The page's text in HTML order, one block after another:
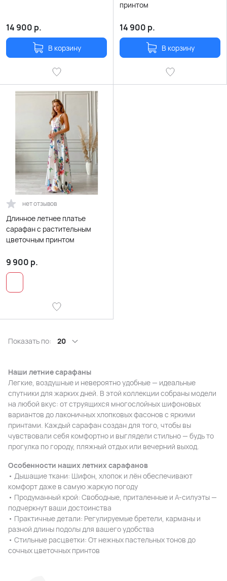
14 900 р.
В корзину
принтом
14 900 р.
В корзину
нет отзывов
Длинное летнее платье
сарафан с растительным
цветочным принтом
9 900 р.
Показать по: 20
Наши летние сарафаны
Легкие, воздушные и невероятно удобные — идеальные
спутники для жарких дней. В этой коллекции собраны модели
на любой вкус: от струящихся многослойных шифоновых
вариантов до лаконичных хлопковых фасонов с яркими
принтами. Каждый сарафан создан для того, чтобы вы
чувствовали себя комфортно и выглядели стильно — будь то
прогулка по городу, пляжный отдых или вечерний выход.
Особенности наших летних сарафанов
• Дышащие ткани: Шифон, хлопок и лён обеспечивают
комфорт даже в самую жаркую погоду
• Продуманный крой: Свободные, приталенные и А-силуэты —
подчеркнут ваши достоинства
• Практичные детали: Регулируемые бретели, карманы и
разной длины подолы для вашего удобства
• Стильные расцветки: От нежных пастельных тонов до
сочных цветочных принтов